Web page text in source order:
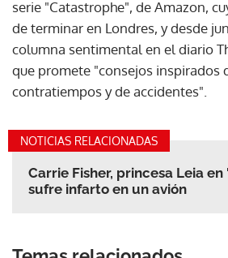
serie "Catastrophe", de Amazon,
de terminar en Londres, y desde
columna sentimental en el diario
que promete "consejos inspirados
contratiempos y de accidentes".
NOTICIAS RELACIONADAS
Carrie Fisher, princesa Leia en
sufre infarto en un avión